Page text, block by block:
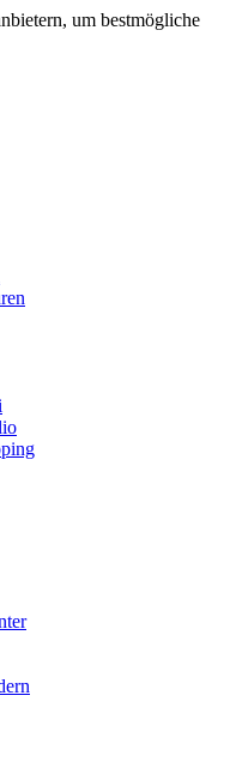
um bestmögliche